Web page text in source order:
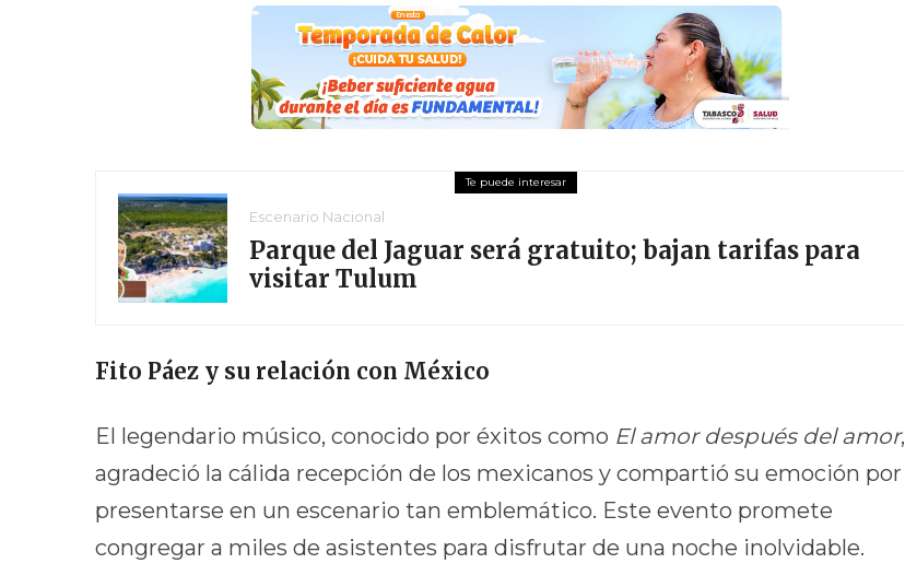
Escenario Nacional
Parque del Jaguar será gratuito; bajan tarifas para
visitar Tulum
Fito Páez y su relación con México
El legendario músico, conocido por éxitos como El amor después del amor,
agradeció la cálida recepción de los mexicanos y compartió su emoción por
presentarse en un escenario tan emblemático. Este evento promete
congregar a miles de asistentes para disfrutar de una noche inolvidable.